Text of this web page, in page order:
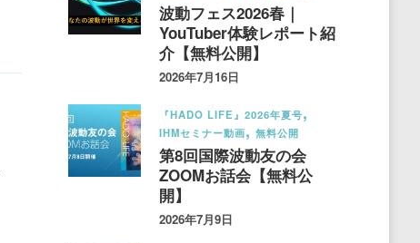
波動フェス2026春｜
YouTuber体験レポート紹
介【無料公開】
2026年7月16日
『HADO LIFE』2026年夏号
IHMセミナー動画
無料公開
第8回国際波動友の会
ZOOMお話会【無料公
開】
2026年7月9日